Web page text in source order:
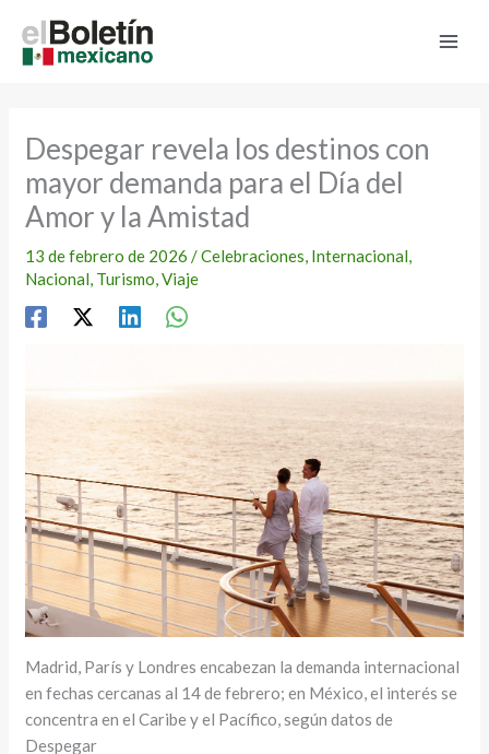
contenido
Despegar revela los destinos con
mayor demanda para el Día del
Amor y la Amistad
13 de febrero de 2026/Celebraciones, Internacional,
Nacional, Turismo,Viaje
Madrid, París y Londres encabezan la demanda internacional
en fechas cercanas al 14 de febrero; en México, el interés se
concentra en el Caribe y el Pacífico, según datos de
Despegar